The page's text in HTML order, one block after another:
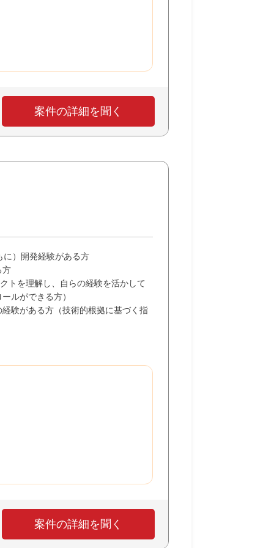
案件の詳細を聞く
）開発経験がある方
方
トを理解し、自らの経験を活かして
ルができる方）
験がある方（技術的根拠に基づく指
案件の詳細を聞く